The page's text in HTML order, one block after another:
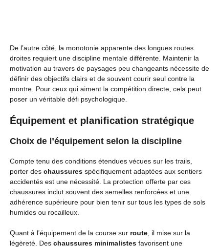
De l’autre côté, la monotonie apparente des longues routes
droites requiert une discipline mentale différente. Maintenir la
motivation au travers de paysages peu changeants nécessite de
définir des objectifs clairs et de souvent courir seul contre la
montre. Pour ceux qui aiment la compétition directe, cela peut
poser un véritable défi psychologique.
Équipement et planification stratégique
Choix de l’équipement selon la discipline
Compte tenu des conditions étendues vécues sur les trails,
porter des chaussures spécifiquement adaptées aux sentiers
accidentés est une nécessité. La protection offerte par ces
chaussures inclut souvent des semelles renforcées et une
adhérence supérieure pour bien tenir sur tous les types de sols
humides ou rocailleux.
Quant à l’équipement de la course sur route , il mise sur la
légèreté. Des chaussures minimalistes favorisent une